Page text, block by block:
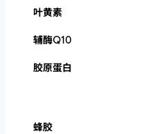
叶黄素
辅酶Q10
胶原蛋白
蜂胶